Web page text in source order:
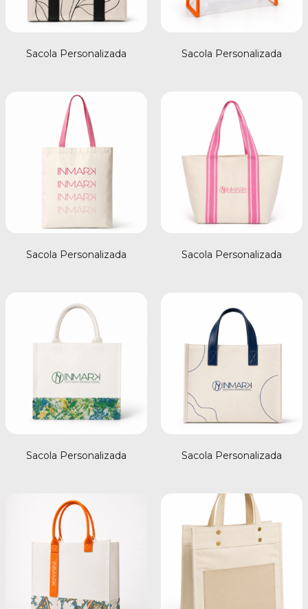
Sacola Personalizada Sacola Personalizada
Sacola Personalizada Sacola Personalizada
Sacola Personalizada Sacola Personalizada